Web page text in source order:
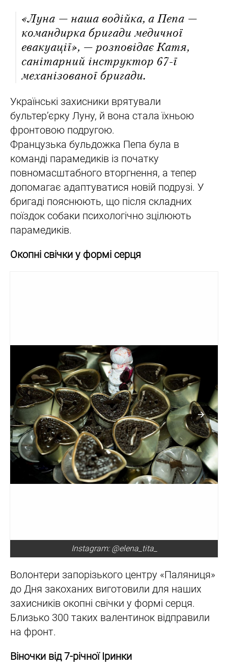
«Луна — наша водійка, а Пепа —
командирка бригади медичної
евакуації», — розповідає Катя,
санітарний інструктор 67-ї
механізованої бригади.
Українські захисники врятували
бультер’єрку Луну, й вона стала їхньою
фронтовою подругою.
Французька бульдожка Пепа була в
команді парамедиків із початку
повномасштабного вторгнення, а тепер
допомагає адаптуватися новій подрузі. У
бригаді пояснюють, що після складних
поїздок собаки психологічно зцілюють
парамедиків.
Окопні свічки у формі серця
Instagram: @elena_tita_
Волонтери запорізького центру «Паляниця»
до Дня закоханих виготовили для наших
захисників окопні свічки у формі серця.
Близько 300 таких валентинок відправили
на фронт.
Віночки від 7-річної Іринки